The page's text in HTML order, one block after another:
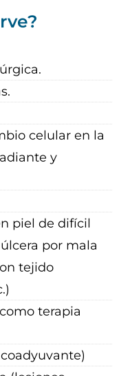
celular en la
y
piel de difícil
por mala
tejido
terapia